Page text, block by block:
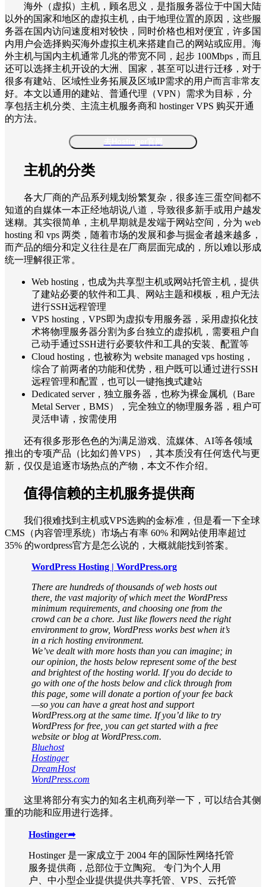
海外（虚拟）主机，顾名思义，是指服务器位于中国大陆
以外的国家和地区的虚拟主机，由于地理位置的原因，这些服
务器在国内访问速度相对较快，同时价格也相对便宜，许多国
内用户会选择购买海外虚拟主机来搭建自己的网站或应用。海
外主机与国内主机通常几兆的带宽不同，起步 100Mbps，而且
还可以选择主机开设的大洲、国家，甚至可以进行迁移，对于
很多有建站、区域性业务拓展及区域IP需求的用户而言非常友
好。本文以通用的建站、普通代理（VPN）需求为目标，分
享包括主机分类、主流主机服务商和 hostinger VPS 购买开通
的方法。
主机的分类
各大厂商的产品系列规划纷繁复杂，很多连三蛋空间都不
知道的自媒体一本正经地胡说八道，导致很多新手或用户越发
迷糊。其实很简单，主机早期就是发端于网站空间，分为 web
hosting 和 vps 两类，随着市场的发展和参与掘金者越来越多，
而产品的细分和定义往往是在厂商层面完成的，所以难以形成
统一理解很正常。
Web hosting，也成为共享型主机或网站托管主机，提供
了建站必要的软件和工具、网站主题和模板，租户无法
进行SSH远程管理
VPS hosting，VPS即为虚拟专用服务器，采用虚拟化技
术将物理服务器分割为多台独立的虚拟机，需要租户自
己动手通过SSH进行必要软件和工具的安装、配置等
Cloud hosting，也被称为 website managed vps hosting，
综合了前两者的功能和优势，租户既可以通过进行SSH
远程管理和配置，也可以一键拖拽式建站
Dedicated server，独立服务器，也称为裸金属机（Bare
Metal Server，BMS），完全独立的物理服务器，租户可
灵活申请，按需使用
还有很多形形色色的为满足游戏、流媒体、AI等各领域
推出的专项产品（比如幻兽VPS），其本质没有任何迭代与更
新，仅仅是追逐市场热点的产物，本文不作介绍。
值得信赖的主机服务提供商
我们很难找到主机或VPS选购的金标准，但是看一下全球
CMS（内容管理系统）市场占有率 60% 和网站使用率超过
35% 的wordpress官方是怎么说的，大概就能找到答案。
WordPress Hosting | WordPress.org
There are hundreds of thousands of web hosts out
there, the vast majority of which meet the WordPress
minimum requirements, and choosing one from the
crowd can be a chore. Just like flowers need the right
environment to grow, WordPress works best when it’s
in a rich hosting environment.
We’ve dealt with more hosts than you can imagine; in
our opinion, the hosts below represent some of the best
and brightest of the hosting world. If you do decide to
go with one of the hosts below and click through from
this page, some will donate a portion of your fee back
—so you can have a great host and support
WordPress.org at the same time. If you’d like to try
WordPress for free, you can get started with a free
website or blog at WordPress.com.
Bluehost
Hostinger
DreamHost
WordPress.com
这里将部分有实力的知名主机商列举一下，可以结合其侧
重的功能和应用进行选择。
Hostinger➦
Hostinger 是一家成立于 2004 年的国际性网络托管
服务提供商，总部位于立陶宛。 专门为个人用
户、中小型企业提供提供共享托管、VPS、云托管